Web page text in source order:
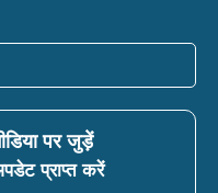
पर जुड़ें
प्राप्त करें